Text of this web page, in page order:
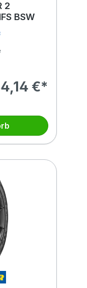
2
BSW
€*